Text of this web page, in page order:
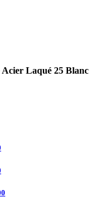
Laqué 25 Blanc